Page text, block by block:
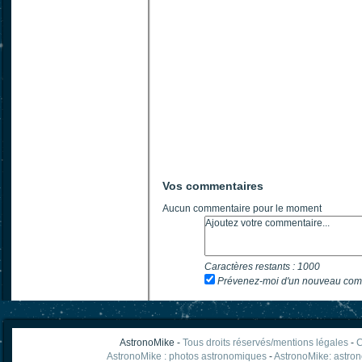
Vos commentaires
Aucun commentaire pour le moment
Caractères restants : 1000
Prévenez-moi d'un nouveau
AstronoMike - Tous droits réservés/mentions légales-
AstronoMike : photos astronomiques -AstronoMike: